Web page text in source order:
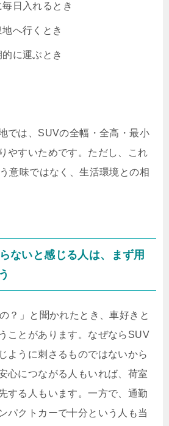
日入れるとき
へ行くとき
に運ぶとき
では、SUVの全幅・全高・最小
やすいためです。ただし、これ
意味ではなく、生活環境との相
ないと感じる人は、まず用
？」と聞かれたとき、車好きと
ことがあります。なぜならSUV
ように刺さるものではないから
心につながる人もいれば、荷室
する人もいます。一方で、通勤
パクトカーで十分という人も当